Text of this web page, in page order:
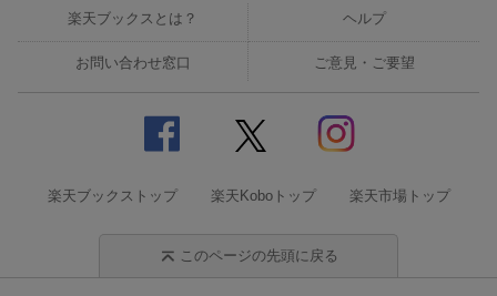
楽天ブックスとは？ ヘルプ
お問い合わせ窓口 ご意見・ご要望
楽天ブックストップ 楽天Koboトップ 楽天市場トップ
このページの先頭に戻る